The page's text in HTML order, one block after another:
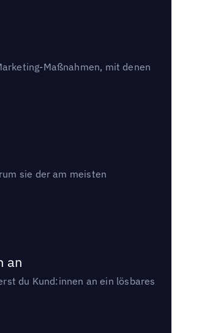
Maßnahmen, mit denen
sie der am meisten
an
du Kund:innen an ein lösbares